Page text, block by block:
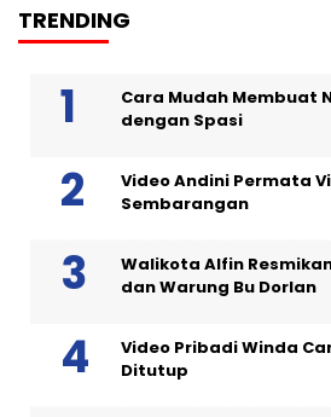
TRENDING
Cara Mudah Membuat
dengan Spasi
Video Andini Permata
Sembarangan
Walikota Alfin
dan Warung Bu Dorlan
Video Pribadi Winda
Ditutup